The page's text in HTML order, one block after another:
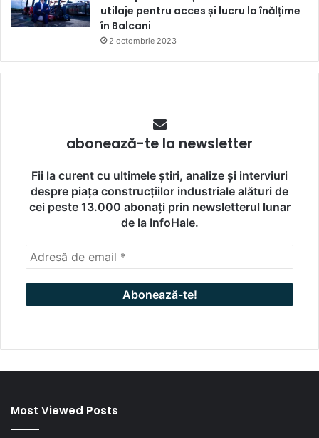
utilaje pentru acces și lucru la înălțime
în Balcani
2 octombrie 2023
abonează-te la newsletter
Fii la curent cu ultimele știri, analize și interviuri
despre piața construcțiilor industriale alături de
cei peste 13.000 abonați prin newsletterul lunar
de la InfoHale.
Most Viewed Posts